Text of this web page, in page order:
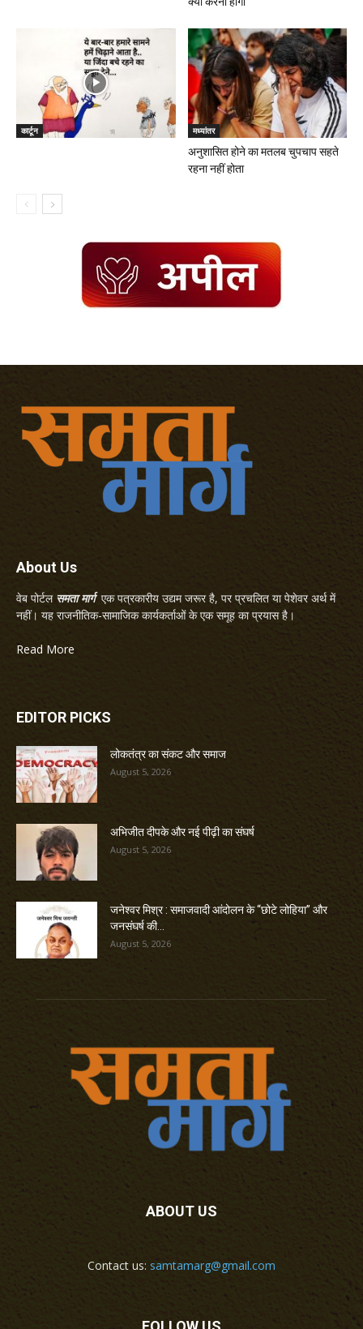
कार्टून मध्यांतर
अनुशासित होने का मतलब चुपचाप सहते
रहना नहीं होता
About Us
वेब पोर्टल समता मार्गएक पत्रकारीय उद्यम जरूर है, पर प्रचलित या पेशेवर अर्थ में
नहीं। यह राजनीतिक-सामाजिक कार्यकर्ताओं के एक समूह का प्रयास है।
Read More
EDITOR PICKS
लोकतंत्र का संकट और समाज
August 5, 2026
अभिजीत दीपके और नई पीढ़ी का संघर्ष
August 5, 2026
जनेश्वर मिश्र : समाजवादी आंदोलन के “छोटे लोहिया” और
जनसंघर्ष की...
August 5, 2026
ABOUT US
Contact us: samtamarg@gmail.com